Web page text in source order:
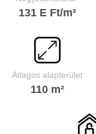
131 E Ft/m²
Átlagos alapterület
110 m²